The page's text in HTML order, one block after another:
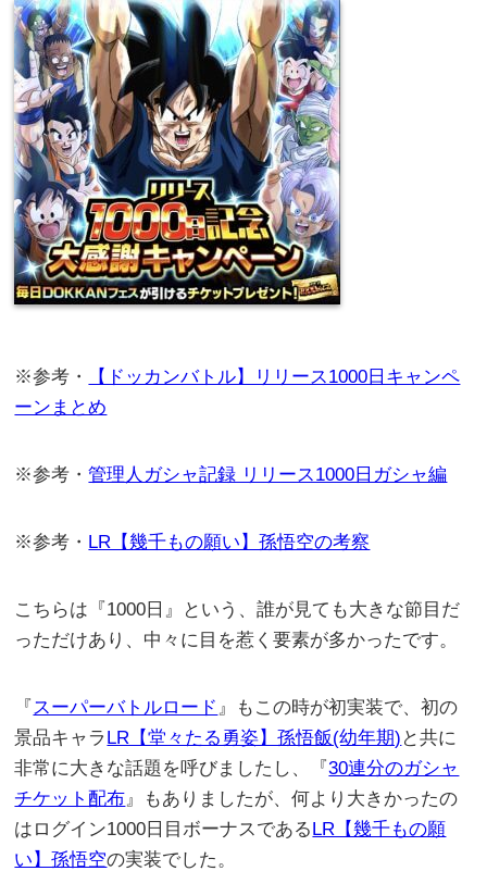
※参考・
【ドッカンバトル】リリース1000日キャンペ
ーンまとめ
※参考・管理人ガシャ記録 リリース1000日ガシャ編
※参考・ LR【幾千もの願い】孫悟空の考察
こちらは『1000日』という、誰が見ても大きな節目だ
っただけあり、中々に目を惹く要素が多かったです。
『スーパーバトルロード 』もこの時が初実装で、初の
景品キャラ LR【堂々たる勇姿】孫悟飯(幼年期) と共に
非常に大きな話題を呼びましたし、『30連分のガシャ
チケット配布』もありましたが、何より大きかったの
はログイン1000日目ボーナスであるLR【幾千もの願
い】孫悟空の実装でした。